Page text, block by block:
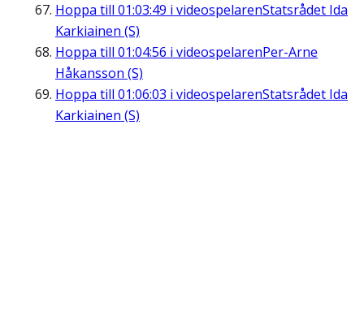
Hoppa till 01:03:49 i videospelarenStatsrådet Ida
Karkiainen (S)
Hoppa till 01:04:56 i videospelarenPer-Arne
Håkansson (S)
Hoppa till 01:06:03 i videospelarenStatsrådet Ida
Karkiainen (S)